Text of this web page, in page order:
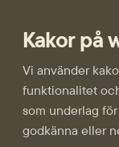
Kakor på
Vi använder
funktionalitet
som underlag
godkänna eller